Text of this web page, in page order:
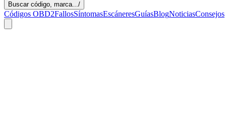
Buscar código, marca.../
Códigos OBD2FallosSíntomasEscáneresGuíasBlogNoticiasConsejos